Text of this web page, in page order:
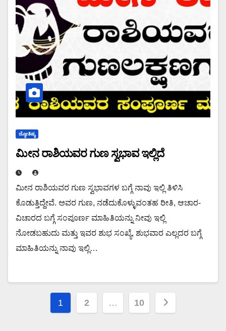
ಜ್ಯೋತಿಷ್ಯ
ಮೀನ ರಾಶಿಯವರ ಗುಣ ಸ್ವಭಾವ ಇಲ್ಲಿದೆ
ಮೀನ ರಾಶಿಯವರ ಗುಣ ಸ್ವಭಾವಗಳ ಬಗ್ಗೆ ನಾವು ಇಲ್ಲಿ ತಿಳಿಸಿ
ಕೊಡುತ್ತಿದ್ದೇವೆ. ಅವರ ಗುಣ, ನಡೆದುಕೊಳ್ಳುವಂತಹ ರೀತಿ, ಆಚಾರ-
ವಿಚಾರದ ಬಗ್ಗೆ ಸಂಪೂರ್ಣ ಮಾಹಿತಿಯನ್ನು ನೀವು ಇಲ್ಲಿ
ನೋಡಬಹುದು ಮತ್ತು ಇವರ ಶುಭ ಸಂಖ್ಯೆ, ಶುಭವಾರ ಎಲ್ಲದರ ಬಗ್ಗೆ
ಮಾಹಿತಿಯನ್ನು ನಾವು ಇಲ್ಲಿ…
Posts
1 2 … 10